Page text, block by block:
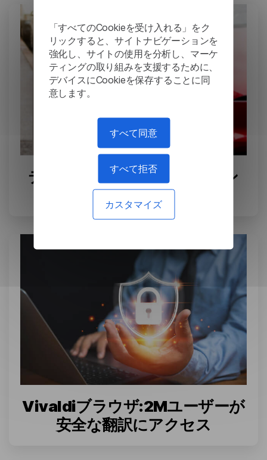
「すべてのCookieを受け入れる」をク
リックすると、サイトナビゲーションを
強化し、サイトの使用を分析し、マーケ
ティングの取り組みを支援するために、
デバイスにCookieを保存することに同
意します。
すべて同意
すべて拒否
カスタマイズ
テスラ: 複雑なエンジニアリン
グ文書の翻訳
Vivaldiブラウザ:2Mユーザーが
安全な翻訳にアクセス